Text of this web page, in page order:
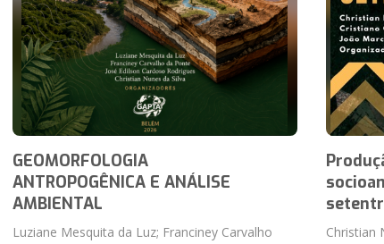
GEOMORFOLOGIA
ANTROPOGÊNICA E ANÁLISE
AMBIENTAL
Luziane Mesquita da Luz; Franciney Carvalho
Christian